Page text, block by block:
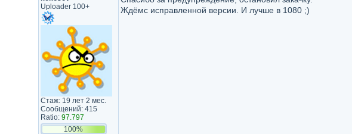
Uploader 100+
Стаж: 19 лет 2 мес.
Сообщений: 415
Ratio: 97.797
100%
Ждёмс исправленной версии. И лучше в 1080 ;)